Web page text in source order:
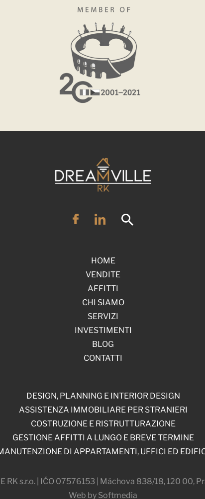
HOME
VENDITE
AFFITTI
CHI SIAMO
SERVIZI
INVESTIMENTI
BLOG
CONTATTI
s.r.o. | IČO 07576153 | Máchova 838/18, 120 00,
Web by Softmedia
DESIGN, PLANNING E INTERIOR DESIGN
ASSISTENZA IMMOBILIARE PER STRANIERI
COSTRUZIONE E RISTRUTTURAZIONE
GESTIONE AFFITTI A LUNGO E BREVE TERMINE
DI APPARTAMENTI, UFFICI ED